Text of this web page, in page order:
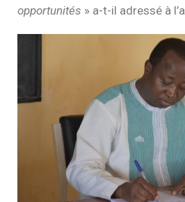
opportunités » a-t-il adressé à